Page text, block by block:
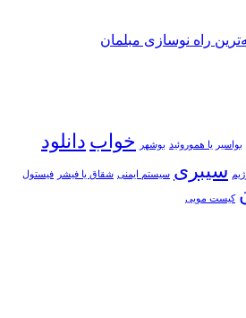
بواسیر یا هموروئید بوشهر خواب دانلود
سیبری سیستم ایمنی شقاق یا فیشر فیستول
کیست مویی